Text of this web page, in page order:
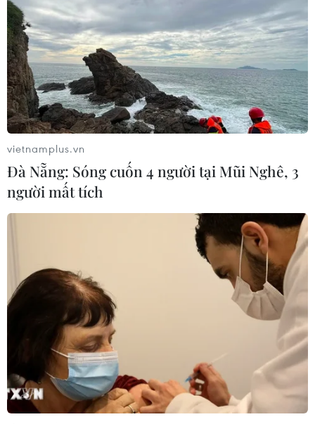
TIN LIÊN QUAN
Nghi thức cúng Thần rừng của người Jrai:
Giữ rừng thêm xanh
28/03/2023 01:20
Cúng Thần rừng là nghi lễ truyền thống hằng năm của
người Jrai ở Gia Lai nhằm tạ ơn Thần rừng đã che chở
dân làng và cung cấp nhiều sản vật dưới tán rừng, giáo
dục ý thức gìn giữ, bảo vệ rừng.
vietnamplus.vn
Đà Nẵng: Sóng cuốn 4 người tại Mũi Nghê, 3
người mất tích